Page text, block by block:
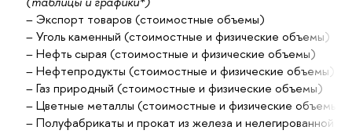
– Экспорт товаров (стоимостные объемы)
– Уголь каменный (стоимостные и физические объемы)
– Нефть сырая (стоимостные и физические объемы)
– Нефтепродукты (стоимостные и физические объемы)
– Газ природный (стоимостные и физические объемы)
– Цветные металлы (стоимостные и физические объемы)
– Полуфабрикаты и прокат из железа и нелегированной